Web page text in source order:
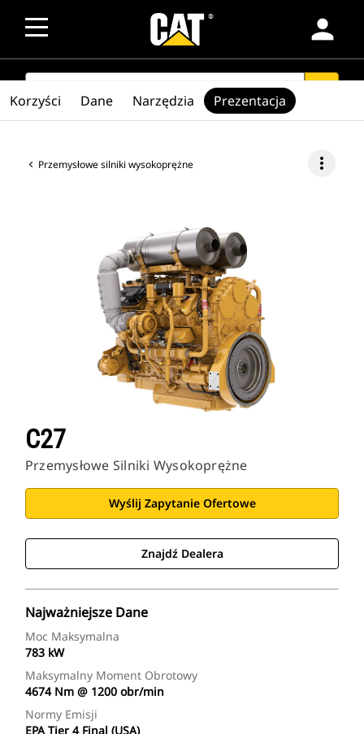
person
SEARCH
Przemysłowe silniki wysokoprężne more_vert
C27
Przemysłowe Silniki Wysokoprężne
Wyślij Zapytanie Ofertowe
Znajdź Dealera
Najważniejsze Dane
Moc Maksymalna
783 kW
Maksymalny Moment Obrotowy
4674 Nm @ 1200 obr/min
Normy Emisji
EPA Tier 4 Final (USA)
Korzyści Dane Narzędzia Prezentacja